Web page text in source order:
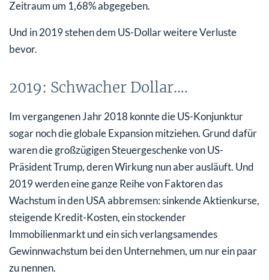
Zeitraum um 1,68% abgegeben.
Und in 2019 stehen dem US-Dollar weitere Verluste
bevor.
2019: Schwacher Dollar….
Im vergangenen Jahr 2018 konnte die US-Konjunktur
sogar noch die globale Expansion mitziehen. Grund dafür
waren die großzügigen Steuergeschenke von US-
Präsident Trump, deren Wirkung nun aber ausläuft. Und
2019 werden eine ganze Reihe von Faktoren das
Wachstum in den USA abbremsen: sinkende Aktienkurse,
steigende Kredit-Kosten, ein stockender
Immobilienmarkt und ein sich verlangsamendes
Gewinnwachstum bei den Unternehmen, um nur ein paar
zu nennen.